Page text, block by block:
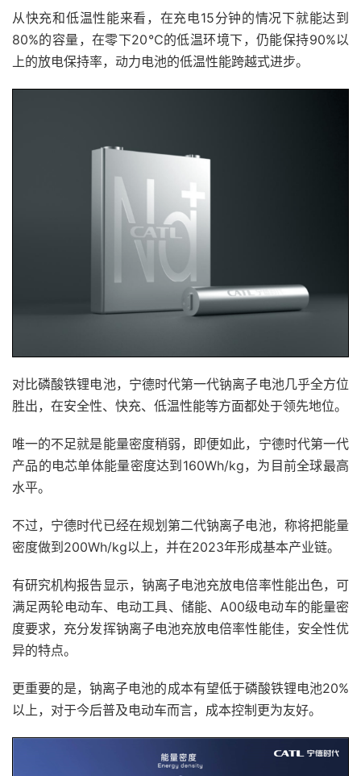
从快充和低温性能来看，在充电15分钟的情况下就能达到
80%的容量，在零下20℃的低温环境下，仍能保持90%以
上的放电保持率，动力电池的低温性能跨越式进步。
对比磷酸铁锂电池，宁德时代第一代钠离子电池几乎全方位
胜出，在安全性、快充、低温性能等方面都处于领先地位。
唯一的不足就是能量密度稍弱，即便如此，宁德时代第一代
产品的电芯单体能量密度达到160Wh/kg，为目前全球最高
水平。
不过，宁德时代已经在规划第二代钠离子电池，称将把能量
密度做到200Wh/kg以上，并在2023年形成基本产业链。
有研究机构报告显示，钠离子电池充放电倍率性能出色，可
满足两轮电动车、电动工具、储能、A00级电动车的能量密
度要求，充分发挥钠离子电池充放电倍率性能佳，安全性优
异的特点。
更重要的是，钠离子电池的成本有望低于磷酸铁锂电池20%
以上，对于今后普及电动车而言，成本控制更为友好。